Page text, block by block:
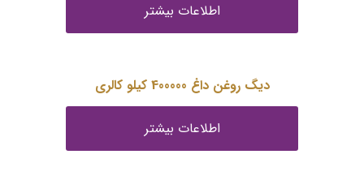
اطلاعات بیشتر
دیگ روغن داغ 400000 کیلو کالری
اطلاعات بیشتر